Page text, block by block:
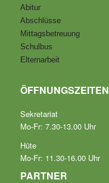
Abitur
Abschlüsse
Mittagsbetreuung
Schulbus
Elternarbeit
ÖFFNUNGSZEITEN
Sekretariat
Mo-Fr: 7.30-13.00 Uhr
Hüte
Mo-Fr: 11.30-16.00 Uhr
PARTNER